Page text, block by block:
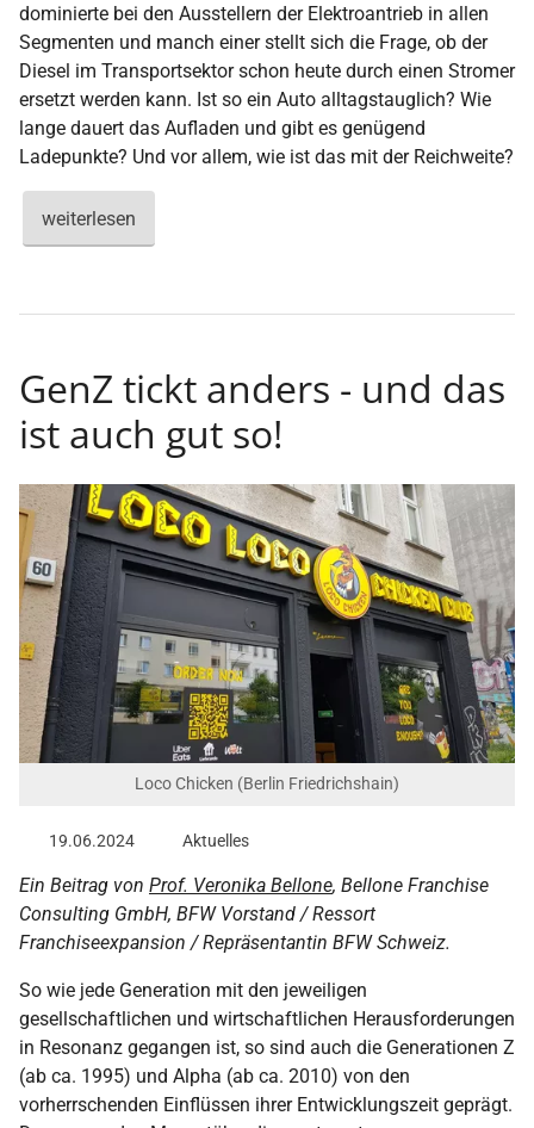
dominierte bei den Ausstellern der Elektroantrieb in allen
Segmenten und manch einer stellt sich die Frage, ob der
Diesel im Transportsektor schon heute durch einen Stromer
ersetzt werden kann. Ist so ein Auto alltagstauglich? Wie
lange dauert das Aufladen und gibt es genügend
Ladepunkte? Und vor allem, wie ist das mit der Reichweite?
weiterlesen
GenZ tickt anders - und das
ist auch gut so!
Loco Chicken (Berlin Friedrichshain)
19.06.2024 Aktuelles
Ein Beitrag von Prof. Veronika Bellone, Bellone Franchise
Consulting GmbH, BFW Vorstand / Ressort
Franchiseexpansion / Repräsentantin BFW Schweiz.
So wie jede Generation mit den jeweiligen
gesellschaftlichen und wirtschaftlichen Herausforderungen
in Resonanz gegangen ist, so sind auch die Generationen Z
(ab ca. 1995) und Alpha (ab ca. 2010) von den
vorherrschenden Einflüssen ihrer Entwicklungszeit geprägt.